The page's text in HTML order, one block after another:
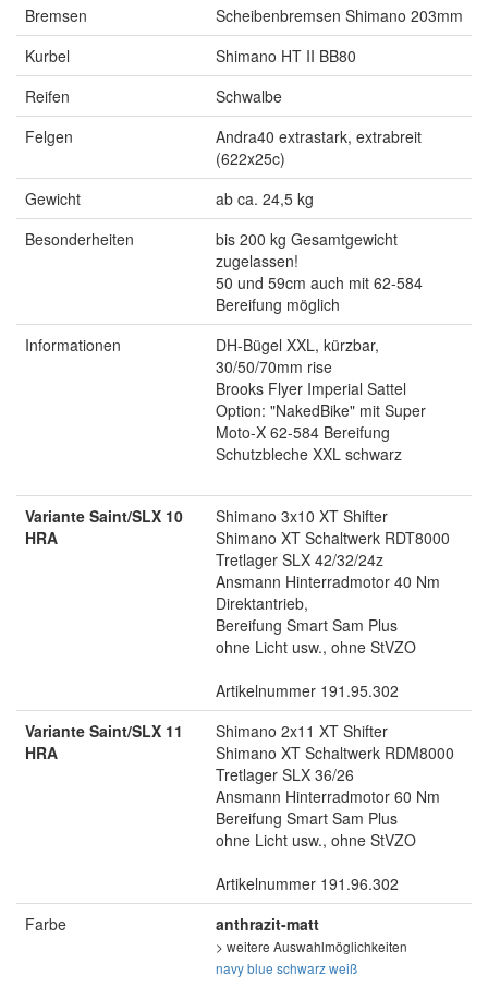
Bremsen
Scheibenbremsen Shimano 203mm
Kurbel
Shimano HT II BB80
Reifen
Schwalbe
Felgen
Andra40 extrastark, extrabreit
(622x25c)
Gewicht
ab ca. 24,5 kg
Besonderheiten
bis 200 kg Gesamtgewicht
zugelassen!
50 und 59cm auch mit 62-584
Bereifung möglich
Informationen
DH-Bügel XXL, kürzbar,
30/50/70mm rise
Brooks Flyer Imperial Sattel
Option: "NakedBike" mit Super
Moto-X 62-584 Bereifung
Schutzbleche XXL schwarz
Variante Saint/SLX 10
HRA
Shimano 3x10 XT Shifter
Shimano XT Schaltwerk RDT8000
Tretlager SLX 42/32/24z
Ansmann Hinterradmotor 40 Nm
Direktantrieb,
Bereifung Smart Sam Plus
ohne Licht usw., ohne StVZO
Artikelnummer 191.95.302
Variante Saint/SLX 11
HRA
Shimano 2x11 XT Shifter
Shimano XT Schaltwerk RDM8000
Tretlager SLX 36/26
Ansmann Hinterradmotor 60 Nm
Bereifung Smart Sam Plus
ohne Licht usw., ohne StVZO
Artikelnummer 191.96.302
Farbe
anthrazit-matt
> weitere Auswahlmöglichkeiten
navy blue schwarzweiß